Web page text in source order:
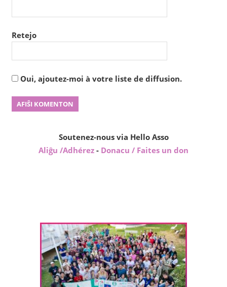
Retejo
Oui, ajoutez-moi à votre liste de diffusion.
Soutenez-nous via Hello Asso
Aliĝu /Adhérez - Donacu / Faites un don